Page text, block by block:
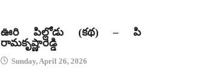
ఊరి పిల్లోడు (కథ) – పి
రామకృష్ణారెడ్డి
Sunday, April 26, 2026